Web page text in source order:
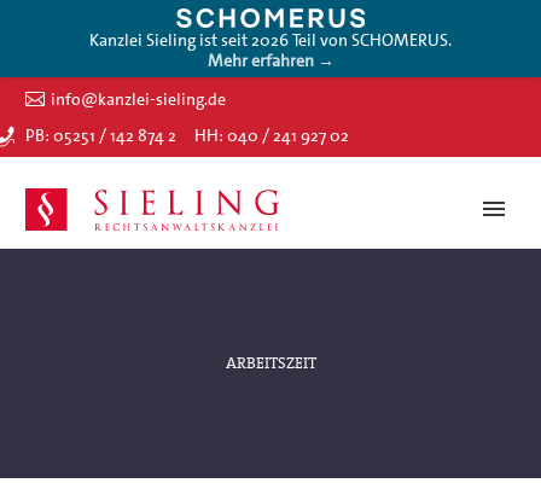
Kanzlei Sieling ist seit 2026 Teil von SCHOMERUS.
Mehr erfahren →
info@kanzlei-sieling.de
PB: 05251 / 142 874 2
HH: 040 / 241 927 02
ARBEITSZEIT